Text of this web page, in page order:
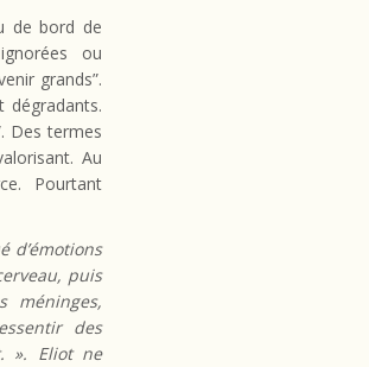
de bord de
ou
grands”.
Des termes
Au
Pourtant
d’émotions
puis
méninges,
des
». Eliot ne